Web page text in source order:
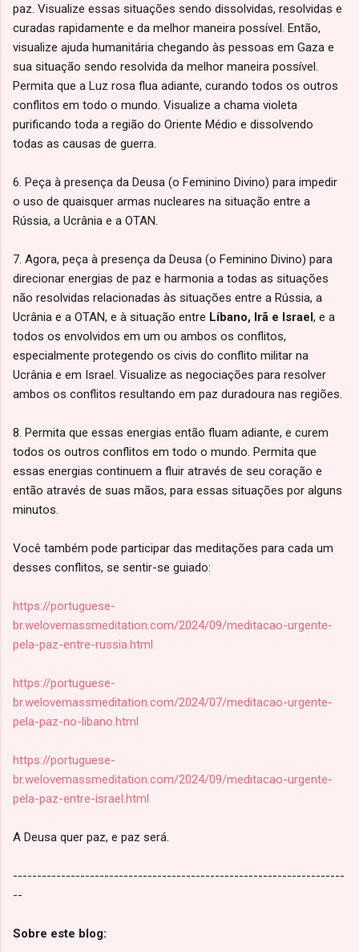
paz. Visualize essas situações sendo dissolvidas, resolvidas e
curadas rapidamente e da melhor maneira possível. Então,
visualize ajuda humanitária chegando às pessoas em Gaza e
sua situação sendo resolvida da melhor maneira possível.
Permita que a Luz rosa flua adiante, curando todos os outros
conflitos em todo o mundo. Visualize a chama violeta
purificando toda a região do Oriente Médio e dissolvendo
todas as causas de guerra.
6. Peça à presença da Deusa (o Feminino Divino) para impedir
o uso de quaisquer armas nucleares na situação entre a
Rússia, a Ucrânia e a OTAN.
7. Agora, peça à presença da Deusa (o Feminino Divino) para
direcionar energias de paz e harmonia a todas as situações
não resolvidas relacionadas às situações entre a Rússia, a
Ucrânia e a OTAN, e à situação entre Líbano, Irã e Israel, e a
todos os envolvidos em um ou ambos os conflitos,
especialmente protegendo os civis do conflito militar na
Ucrânia e em Israel. Visualize as negociações para resolver
ambos os conflitos resultando em paz duradoura nas regiões.
8. Permita que essas energias então fluam adiante, e curem
todos os outros conflitos em todo o mundo. Permita que
essas energias continuem a fluir através de seu coração e
então através de suas mãos, para essas situações por alguns
minutos.
Você também pode participar das meditações para cada um
desses conflitos, se sentir-se guiado:
https://portuguese-
br.welovemassmeditation.com/2024/09/meditacao-urgente-
pela-paz-entre-russia.html
https://portuguese-
br.welovemassmeditation.com/2024/07/meditacao-urgente-
pela-paz-no-libano.html
https://portuguese-
br.welovemassmeditation.com/2024/09/meditacao-urgente-
pela-paz-entre-israel.html
A Deusa quer paz, e paz será.
---------------------------------------------------------------------
--
Sobre este blog: